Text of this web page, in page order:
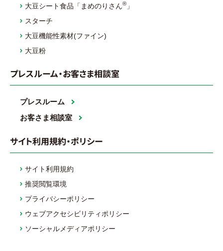
大豆シート食品「まめのりさん® 」
スターチ
大豆機能性素材(ファイン)
大豆粉
プレスルーム・お客さま相談室
プレスルーム
お客さま相談室
サイト利用規約・ポリシー
サイト利用規約
推奨閲覧環境
プライバシーポリシー
ウェブアクセシビリティポリシー
ソーシャルメディアポリシー